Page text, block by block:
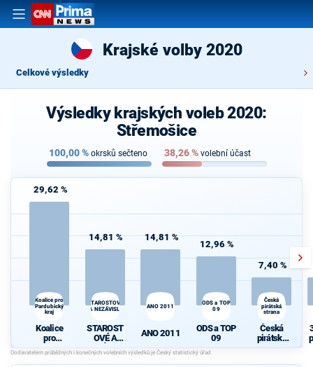
Krajské volby 2020
Celkové výsledky
Výsledky krajských voleb 2020:
Střemošice
100,00% okrsků sečteno 38,26% volební účast
29,62 %
Koalice pro
Pardubický
kraj
Koalice
pro
Pardubick
ý kraj
14,81 %
STAROSTOVÉ
A NEZÁVISLÍ
STAROST
OVÉ A
NEZÁVISL
Í
14,81 %
ANO 2011
ANO 2011
12,96 %
ODS a TOP
09
ODS a TOP
09
7,40 %
Česká
pirátská
strana
Česká
pirátská
strana